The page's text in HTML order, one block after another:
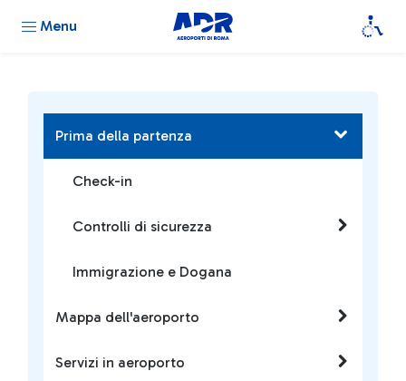
Menu
Prima della partenza
Check-in
Controlli di sicurezza
Immigrazione e Dogana
Mappa dell'aeroporto
Servizi in aeroporto